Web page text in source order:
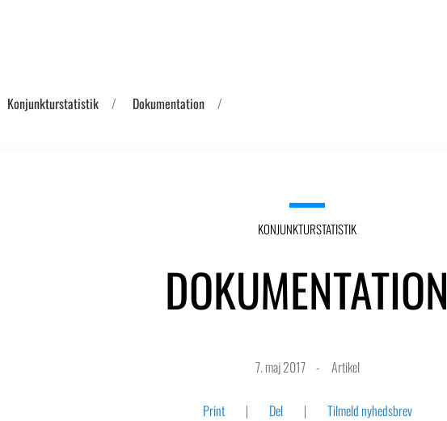
Konjunkturstatistik Dokumentation
KONJUNKTURSTATISTIK
DOKUMENTATION
7. maj 2017 Artikel
Print Del Tilmeld nyhedsbrev